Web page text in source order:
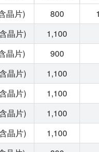
晶片) 800
晶片)
1,100
晶片)
900
晶片)
1,100
晶片)
1,100
晶片)
1,100
晶片)
1,100